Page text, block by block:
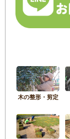
木の整形・剪定